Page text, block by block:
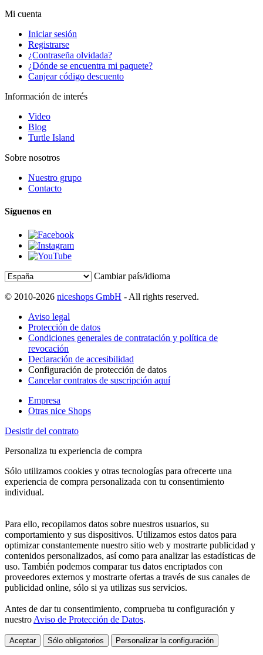
Mi cuenta
Iniciar sesión
Registrarse
¿Contraseña olvidada?
¿Dónde se encuentra mi paquete?
Canjear código descuento
Información de interés
Video
Blog
Turtle Island
Sobre nosotros
Nuestro grupo
Contacto
Síguenos en
Cambiar país/idioma
© 2010-2026 niceshops GmbH - All rights reserved.
Aviso legal
Protección de datos
Condiciones generales de contratación y política de
revocación
Declaración de accesibilidad
Configuración de protección de datos
Cancelar contratos de suscripción aquí
Empresa
Otras nice Shops
Desistir del contrato
Personaliza tu experiencia de compra
Sólo utilizamos cookies y otras tecnologías para ofrecerte una
experiencia de compra personalizada con tu consentimiento
individual.
Para ello, recopilamos datos sobre nuestros usuarios, su
comportamiento y sus dispositivos. Utilizamos estos datos para
optimizar constantemente nuestro sitio web y mostrarte publicidad y
contenidos personalizados, así como para analizar las estadísticas de
uso. También podemos comparar tus datos encriptados con
proveedores externos y mostrarte ofertas a través de sus canales de
publicidad online, sólo si ya utilizas sus servicios.
Antes de dar tu consentimiento, comprueba tu configuración y
nuestro Aviso de Protección de Datos.
Aceptar Sólo obligatorios Personalizar la configuración